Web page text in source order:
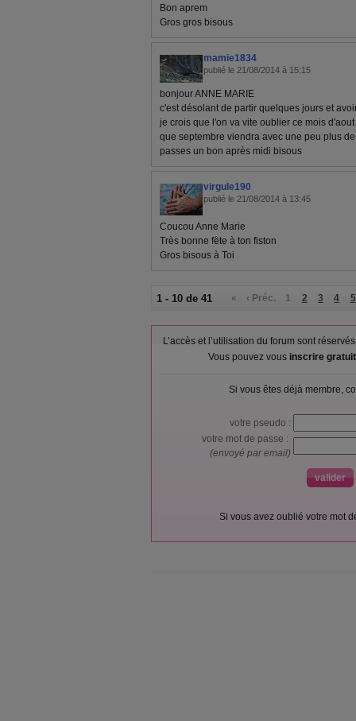
Bon aprem
Gros gros bisous
mamie1834
publié le 21/08/2014 à 15:15
bonjour ANNE MARIE
c'est désolant de partir quelques jours et
je crois que l'on va vite oublier ce mois
que septembre viendra avec une peu plus
passes un bon après midi bisous
virgule190
publié le 21/08/2014 à 13:45
Coucou Anne Marie
Très bonne fête à ton fiston
Gros bisous à Toi
1 - 10 de 41 « ‹ Préc. 1 2 3 4 5
L’accès et l’utilisation du forum sont
Vous pouvez vous inscrire
Si vous êtes déjà membre,
votre pseudo :
votre mot de passe :
(envoyé par email)
Si vous avez oublié votre mot